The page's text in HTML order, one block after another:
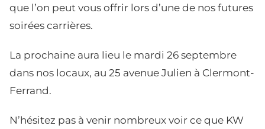
que l’on peut vous offrir lors d’une de nos futures
soirées carrières.
La prochaine aura lieu le mardi 26 septembre
dans nos locaux, au 25 avenue Julien à Clermont-
Ferrand.
N’hésitez pas à venir nombreux voir ce que KW